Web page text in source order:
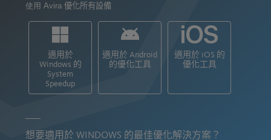
使用 Avira 優化所有設備
適用於
Windows 的
System
Speedup
適用於 Android
的優化工具
適用於 iOS 的
優化工具
想要適用於 WINDOWS 的最佳優化解決方案？